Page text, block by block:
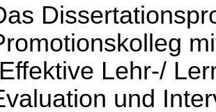
Lehr-/
und